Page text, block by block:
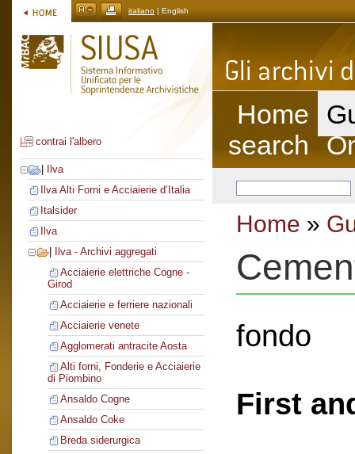
italiano | English
contrai l'albero
Ilva
Ilva Alti Forni e Acciaierie d’Italia
Italsider
Ilva
Ilva - Archivi aggregati
Acciaierie elettriche Cogne -
Girod
Acciaierie e ferriere nazionali
Acciaierie venete
Agglomerati antracite Aosta
Alti forni, Fonderie e Acciaierie
di Piombino
Ansaldo Cogne
Ansaldo Coke
Breda siderurgica
Home
search
Home »
fondo
First